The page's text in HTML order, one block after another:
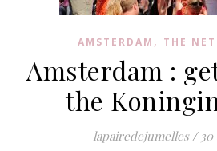
AMSTERDAM , THE
Amsterdam :
the
lapairedejumelles / 30